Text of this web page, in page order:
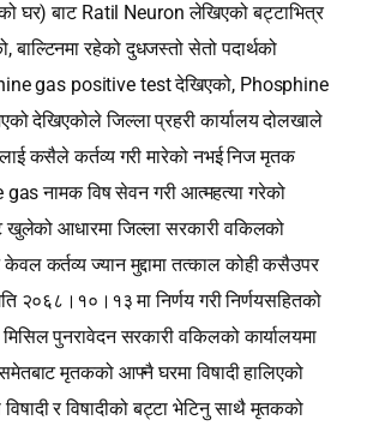
घर) बाट Ratil Neuron लेखिएको बट्टाभित्र
बाल्टिनमा रहेको दुधजस्तो सेतो पदार्थको
gas positive test देखिएको, Phosphine
देखिएकोले जिल्ला प्रहरी कार्यालय दोलखाले
कसैले कर्तव्य गरी मारेको नभई निज मृतक
नामक विष सेवन गरी आत्महत्या गरेको
खुलेको आधारमा जिल्ला सरकारी वकिलको
केवल कर्तव्य ज्यान मुद्दामा तत्काल कोही कसैउपर
२०६८।१०।१३ मा निर्णय गरी निर्णयसहितको
पुनरावेदन सरकारी वकिलको कार्यालयमा
मृतकको आफ्नै घरमा विषादी हालिएको
र विषादीको बट्टा भेटिनु साथै मृतकको